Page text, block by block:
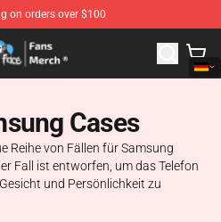
on orders over $100
Sally Face Merchandise Shop
Cases
Reihe von Fällen für Samsung
Fall ist entworfen, um das Telefon
und Persönlichkeit zu